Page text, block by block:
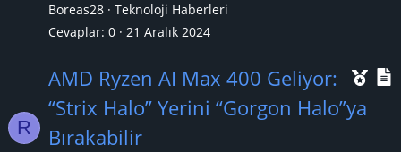
Boreas28
Teknoloji Haberleri
Cevaplar 0 21 Aralık 2024
R
Ö
AMD Ryzen AI Max 400 Geliyor:
“Strix Halo” Yerini “Gorgon Halo”ya
Bırakabilir